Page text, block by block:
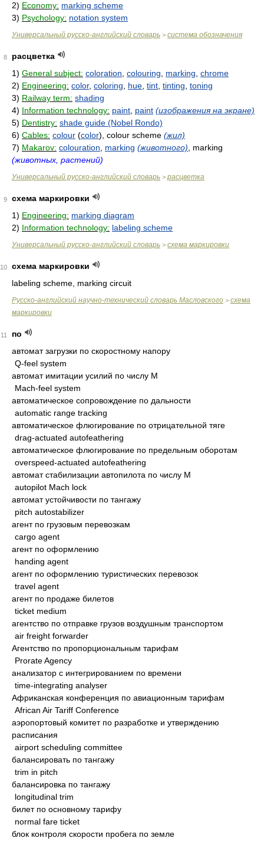
2) Economy: marking scheme
3) Psychology: notation system
Универсальный русско-английский словарь > система обозначения
8
расцветка
1) General subject: coloration colouring marking chrome
2) Engineering: color, coloring hue tint tinting toning
3) Railway term: shading
4) Information technology: paint paint (изображения на экране)
5) Dentistry: shade guide (Nobel Rondo)
6) Cables: colour (color), colour scheme (жил)
7) Makarov: colouration marking (животного) , marking
(животных, растений)
Универсальный русско-английский словарь > расцветка
9
схема маркировки
1) Engineering: marking diagram
2) Information technology: labeling scheme
Универсальный русско-английский словарь > схема маркировки
10
схема маркировки
labeling scheme, marking circuit
Русско-английский научно-технический словарь Масловского > схема
маркировки
11
по
автомат загрузки по скоростному напору
Q-feel system
автомат имитации усилий по числу М
Mach-feel system
автоматическое сопровождение по дальности
automatic range tracking
автоматическое флюгирование по отрицательной тяге
drag-actuated autofeathering
автоматическое флюгирование по предельным оборотам
overspeed-actuated autofeathering
автомат стабилизации автопилота по числу М
autopilot Mach lock
автомат устойчивости по тангажу
pitch autostabilizer
агент по грузовым перевозкам
cargo agent
агент по оформлению
handing agent
агент по оформлению туристических перевозок
travel agent
агент по продаже билетов
ticket medium
агентство по отправке грузов воздушным транспортом
air freight forwarder
Агентство по пропорциональным тарифам
Prorate Agency
анализатор с интегрированием по времени
time-integrating analyser
Африканская конференция по авиационным тарифам
African Air Tariff Conference
аэропортовый комитет по разработке и утверждению
расписания
airport scheduling committee
балансировать по тангажу
trim in pitch
балансировка по тангажу
longitudinal trim
билет по основному тарифу
normal fare ticket
блок контроля скорости пробега по земле